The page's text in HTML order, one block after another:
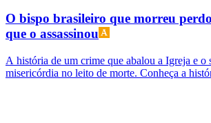
O bispo brasileiro que morreu
que o assassinou
A história de um crime que abalou a Igreja e o
misericórdia no leito de morte. Conheça a